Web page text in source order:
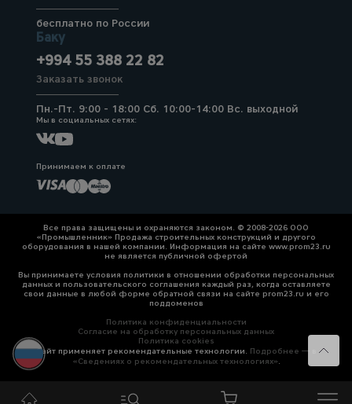
бесплатно по России
Баку
+994 55 388 22 82
Заказать звонок
Пн.-Пт. 9:00 - 18:00 Сб. 10:00-14:00 Вс. выходной
Мы в социальных сетях:
Принимаем к оплате
Все права защищены и охраняются законом. © 2008-2026 ООО
«Промышленник» Продажа строительных конструкций и другого
оборудования в нашей компании. Информация на сайте www.prom23.ru
не является публичной офертой
Вы принимаете условия политики в отношении обработки персональных
данных и пользовательского соглашения каждый раз, когда оставляете
свои данные в любой форме обратной связи на сайте prom23.ru и его
поддоменов
Политика конфиденциальности
Согласие на обработку персональных данных
Политика cookies
Сайт применяет рекомендательные технологии. Подробнее — в
«Сведениях о рекомендательных технологиях».